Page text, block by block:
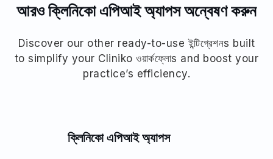
আরও ক্লিনিকো এপিআই অ্যাপস অন্বেষণ করুন
Discover our other ready-to-use ইন্টিগ্রেশনs built
to simplify your Cliniko ওয়ার্কফ্লোs and boost your
practice’s efficiency.
ক্লিনিকো এপিআই অ্যাপস